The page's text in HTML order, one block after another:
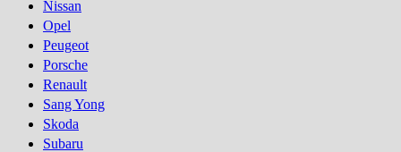
Nissan
Opel
Peugeot
Porsсhe
Renault
Sang Yong
Skoda
Subaru